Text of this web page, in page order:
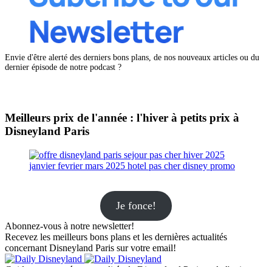
Envie d'être alerté des derniers bons plans, de nos nouveaux articles ou du
dernier épisode de notre podcast ?
Meilleurs prix de l'année : l'hiver à petits prix à
Disneyland Paris
Je fonce!
Abonnez-vous à notre newsletter!
Recevez les meilleurs bons plans et les dernières actualités
concernant Disneyland Paris sur votre email!